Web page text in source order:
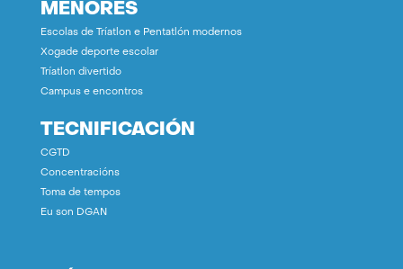
MENORES
Escolas de Tríatlon e Pentatlón modernos
Xogade deporte escolar
Tríatlon divertido
Campus e encontros
TECNIFICACIÓN
CGTD
Concentracións
Toma de tempos
Eu son DGAN